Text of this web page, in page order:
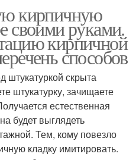
кирпичную
своими руками.
кирпичной
способов
штукатуркой скрыта
штукатурку, зачищаете
естественная
будет выглядеть
Тем, кому повезло
кладку имитировать.